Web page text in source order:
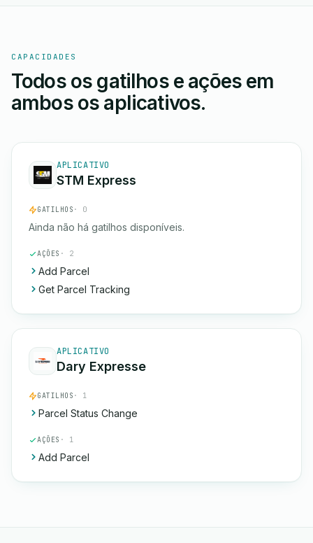
CAPACIDADES
Todos os gatilhos e ações em
ambos os aplicativos.
APLICATIVO
STM Express
GATILHOS · 0
Ainda não há gatilhos disponíveis.
AÇÕES · 2
Add Parcel
Get Parcel Tracking
APLICATIVO
Dary Expresse
GATILHOS · 1
Parcel Status Change
AÇÕES · 1
Add Parcel